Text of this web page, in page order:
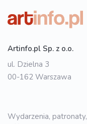
Artinfo.pl Sp. z o.o.
ul. Dzielna 3
00-162 Warszawa
Wydarzenia, patronaty,